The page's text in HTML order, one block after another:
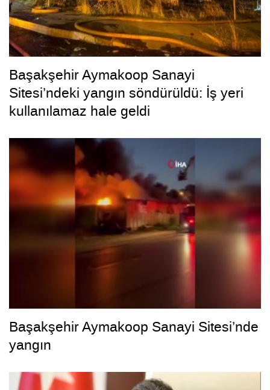
Başakşehir Aymakoop Sanayi
Sitesi’ndeki yangın söndürüldü: İş yeri
kullanılamaz hale geldi
Başakşehir Aymakoop Sanayi Sitesi’nde
yangın